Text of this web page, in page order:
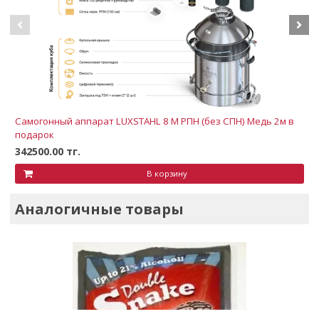
Самогонный аппарат LUXSTAHL 8 М РПН (без СПН) Медь 2м в
подарок
342500.00 тг.
В корзину
Аналогичные товары